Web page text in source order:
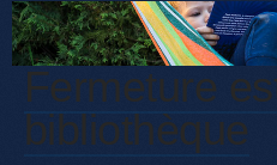
Fermeture
bibliothèque